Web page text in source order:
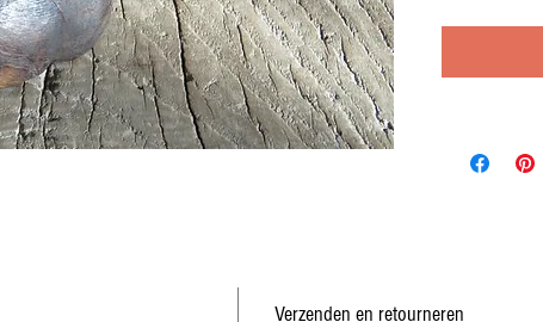
Verzenden en retourneren